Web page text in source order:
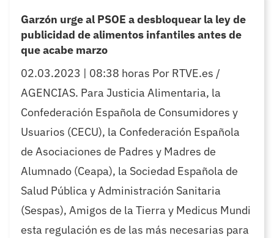
Garzón urge al PSOE a desbloquear la ley de
publicidad de alimentos infantiles antes de
que acabe marzo
02.03.2023 | 08:38 horas Por RTVE.es /
AGENCIAS. Para Justicia Alimentaria, la
Confederación Española de Consumidores y
Usuarios (CECU), la Confederación Española
de Asociaciones de Padres y Madres de
Alumnado (Ceapa), la Sociedad Española de
Salud Pública y Administración Sanitaria
(Sespas), Amigos de la Tierra y Medicus Mundi
esta regulación es de las más necesarias para